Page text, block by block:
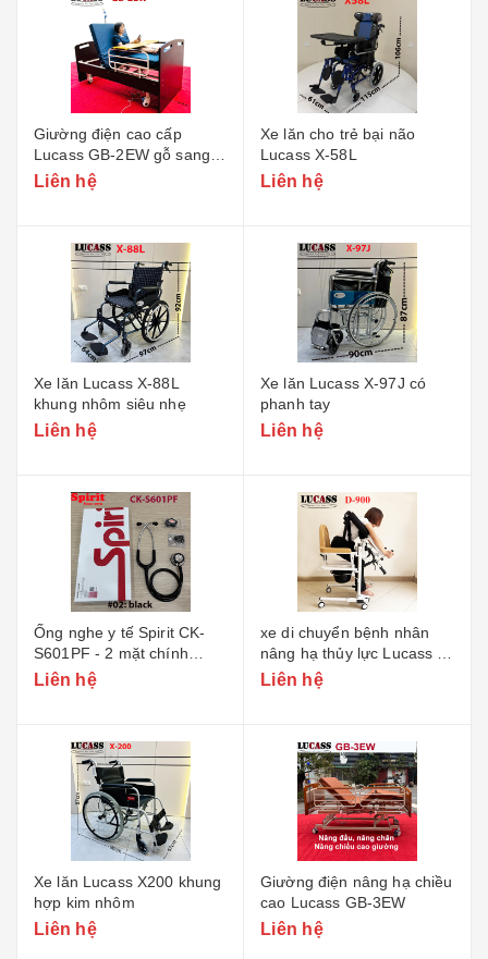
Giường điện cao cấp
Lucass GB-2EW gỗ sang
trọng
Liên hệ
Xe lăn cho trẻ bại não
Lucass X-58L
Liên hệ
Xe lăn Lucass X-88L
khung nhôm siêu nhẹ
Liên hệ
Xe lăn Lucass X-97J có
phanh tay
Liên hệ
Ống nghe y tế Spirit CK-
S601PF - 2 mặt chính
hãng
Liên hệ
xe di chuyển bệnh nhân
nâng hạ thủy lực Lucass D-
900
Liên hệ
Xe lăn Lucass X200 khung
hợp kim nhôm
Liên hệ
Giường điện nâng hạ chiều
cao Lucass GB-3EW
Liên hệ